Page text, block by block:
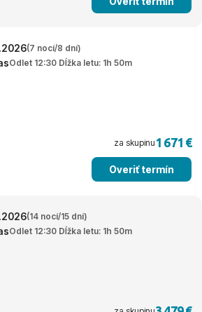
(7 nocí/8 dní)
Odlet 12:30 Dĺžka letu: 1h 50m
za skupinu1 671 €
Overiť termín
(14 nocí/15 dní)
Odlet 12:30 Dĺžka letu: 1h 50m